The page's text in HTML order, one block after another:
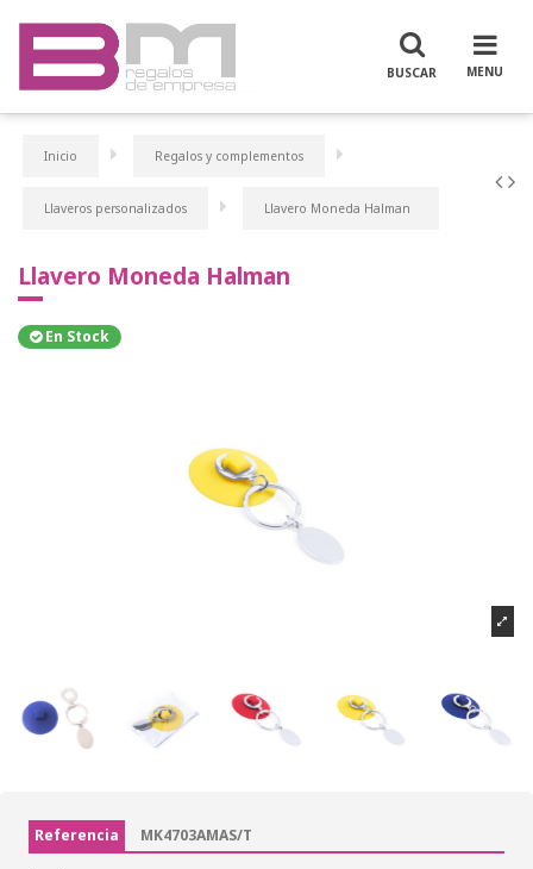
Inicio Regalos y complementos
Llaveros personalizados Llavero Moneda Halman
Llavero Moneda Halman
En Stock
Referencia MK4703AMAS/T